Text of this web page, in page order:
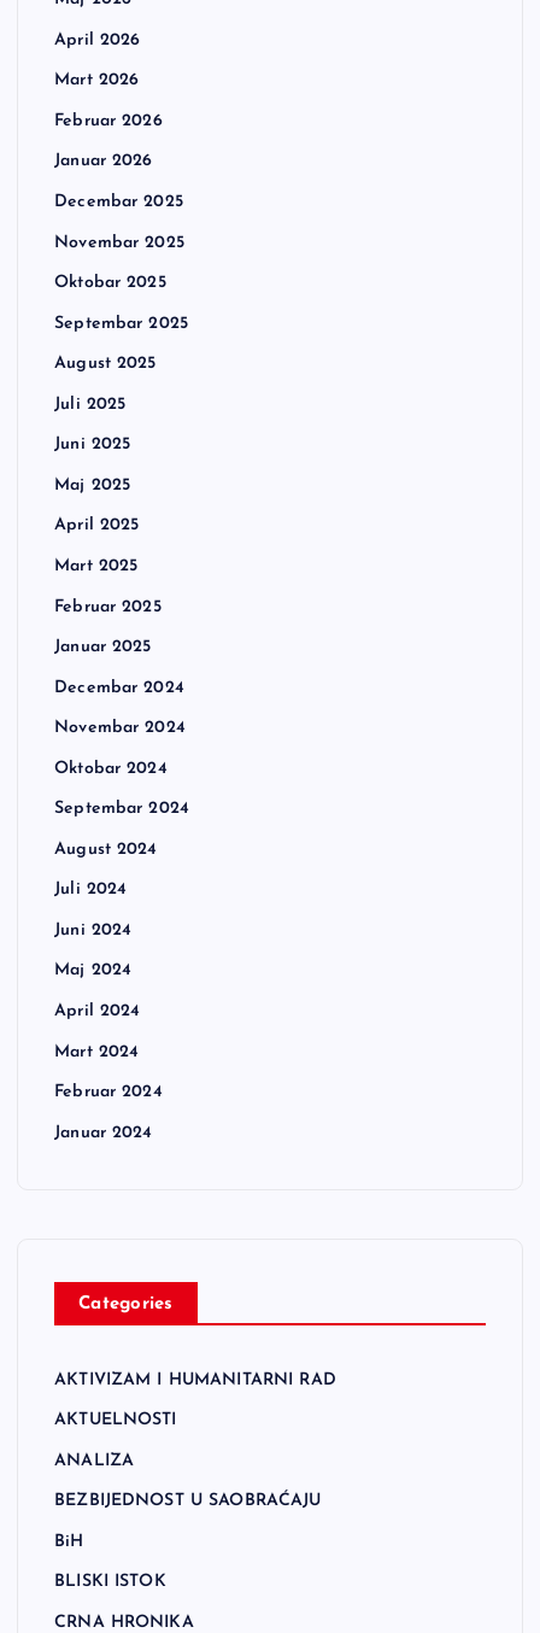
April 2026
Mart 2026
Februar 2026
Januar 2026
Decembar 2025
Novembar 2025
Oktobar 2025
Septembar 2025
August 2025
Juli 2025
Juni 2025
Maj 2025
April 2025
Mart 2025
Februar 2025
Januar 2025
Decembar 2024
Novembar 2024
Oktobar 2024
Septembar 2024
August 2024
Juli 2024
Juni 2024
Maj 2024
April 2024
Mart 2024
Februar 2024
Januar 2024
Categories
AKTIVIZAM I HUMANITARNI RAD
AKTUELNOSTI
ANALIZA
BEZBIJEDNOST U SAOBRAĆAJU
BiH
BLISKI ISTOK
CRNA HRONIKA